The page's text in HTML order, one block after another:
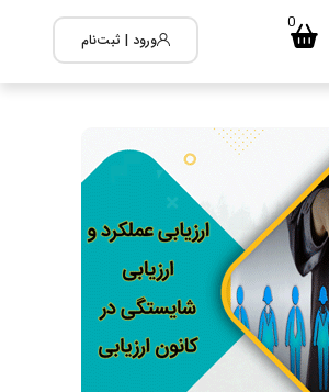
0
ورود | ثبت‌نام